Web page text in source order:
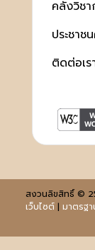
คลังวิชา
ประชาช
ติดต่อเร
สงวนลิขสิทธิ์ ©
เว็บไซต์| มาตรฐา